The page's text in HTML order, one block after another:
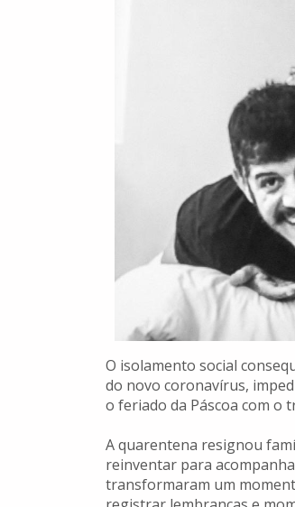
O isolamento social
do novo coronavírus,
o feriado da Páscoa com o
A quarentena resignou
reinventar para
transformaram um